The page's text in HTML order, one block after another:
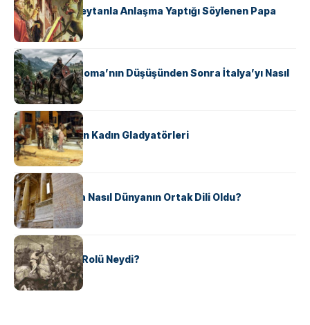
II. Silvester: Şeytanla Anlaşma Yaptığı Söylenen Papa
KÜLTÜR
Ostrogotlar Roma’nın Düşüşünden Sonra İtalya’yı Nasıl
Ele Geçirdi?
KÜLTÜR
Antik Roma’nın Kadın Gladyatörleri
KÜLTÜR
Antik Yunanca Nasıl Dünyanın Ortak Dili Oldu?
KÜLTÜR
Valdensler’in Rolü Neydi?